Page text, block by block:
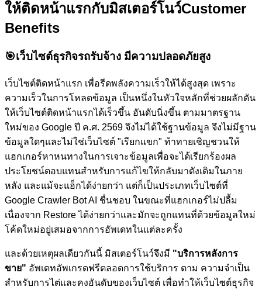
ให้ติดหน้าแรกกับมิสเตอร์โนว์Customer
Benefits
🎯เว็บไซต์ธุรกิจรถรับจ้าง มีความปลอดภัยสูง
เว็บไซต์ติดหน้าแรก เพื่อรีดพลังความเร็วให้ได้สูงสุด เพราะ
ความเร็วในการโหลดข้อมูล เป็นหนึ่งในหัวใจหลักที่ช่วยผลักดัน
ให้เว็บไซต์ติดหน้าแรกได้เร็วขึ้น อันดับนิ่งขึ้น ตามมาตรฐาน
ใหม่ของ Google ปี ค.ศ. 2569 จึงไม่ได้ใช้ฐานข้อมูล จึงไม่มีฐาน
ข้อมูลใดๆและไม่ใช่เว็บไซต์ "เรียกแขก" ท้าทายเชิญชวนให้
แฮกเกอร์หาหนทางในการเจาะข้อมูลเพื่อจะได้เรียกร้องผล
ประโยชน์ตอบแทนสำหรับการแก้ไขให้กลับมาดังเดิมในภาย
หลัง และแม้จะแฮ็กได้ง่ายกว่า แต่ก็เป็นประเภทเว็บไซต์ที่
Google Crawler Bot AI ชื่นชอบ ในขณะที่แฮกเกอร์ไม่ปลื้ม
เนื่องจาก Restore ได้ง่ายกว่าและมักจะถูกแทนที่ด้วยข้อมูลใหม่
โค้ดใหม่อยู่เสมอจากการอัพเดทในแต่ละครั้ง
และด้วยเหตุผลเดียวกันนี้ มิสเตอร์โนว์จึงมี "บริการหลังการ
ขาย" อัพเดทอัพเกรดฟรีตลอดการใช้บริการ ตาม ความจำเป็น
สำหรับการไต่และคงอันดับของเว็บไซต์ เพื่อทำให้เว็บไซต์ธุรกิจ